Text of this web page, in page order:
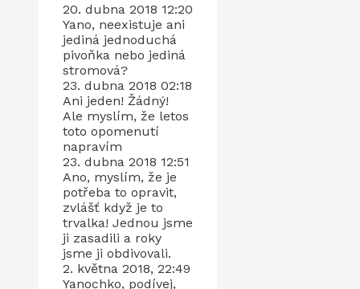
20. dubna 2018 12:20
Yano, neexistuje ani
jediná jednoduchá
pivoňka nebo jediná
stromová?
23. dubna 2018 02:18
Ani jeden! Žádný!
Ale myslím, že letos
toto opomenutí
napravím
23. dubna 2018 12:51
Ano, myslím, že je
potřeba to opravit,
zvlášť když je to
trvalka! Jednou jsme
ji zasadili a roky
jsme ji obdivovali.
2. května 2018, 22:49
Yanochko, podívej,